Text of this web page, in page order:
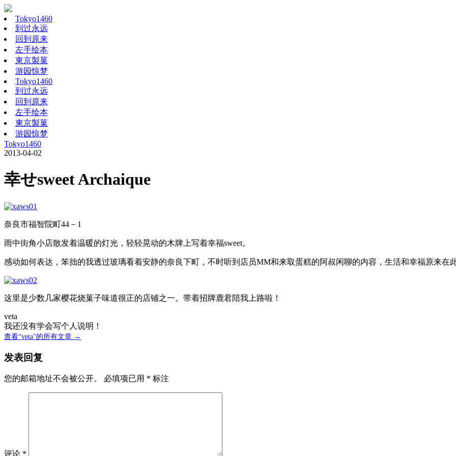
Tokyo1460
到过永远
回到原来
左手绘本
東京製菓
游园惊梦
Tokyo1460
到过永远
回到原来
左手绘本
東京製菓
游园惊梦
Tokyo1460
2013-04-02
幸せsweet Archaique
奈良市福智院町44－1
雨中街角小店散发着温暖的灯光，轻轻晃动的木牌上写着幸福sweet。
感动如何表达，笨拙的我透过玻璃看着安静的奈良下町，不时听到店员MM和来取蛋糕的阿叔闲聊的内容，生活和幸福原来在
这里是少数几家樱花烧菓子味道很正的店铺之一。带着招牌鹿君陪我上路啦！
veta
我还没有学会写个人说明！
查看“veta”的所有文章 →
发表回复
您的邮箱地址不会被公开。 必填项已用 * 标注
评论 *